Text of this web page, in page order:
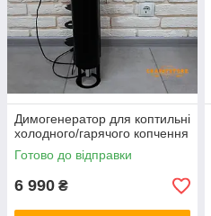
Димогенератор для коптильні
холодного/гарячого копчення
Готово до відправки
6 990 ₴